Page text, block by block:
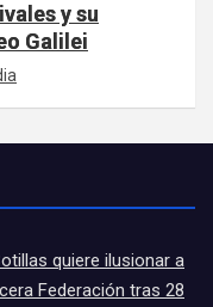
y su
Galilei
quiere ilusionar a
Federación tras 28